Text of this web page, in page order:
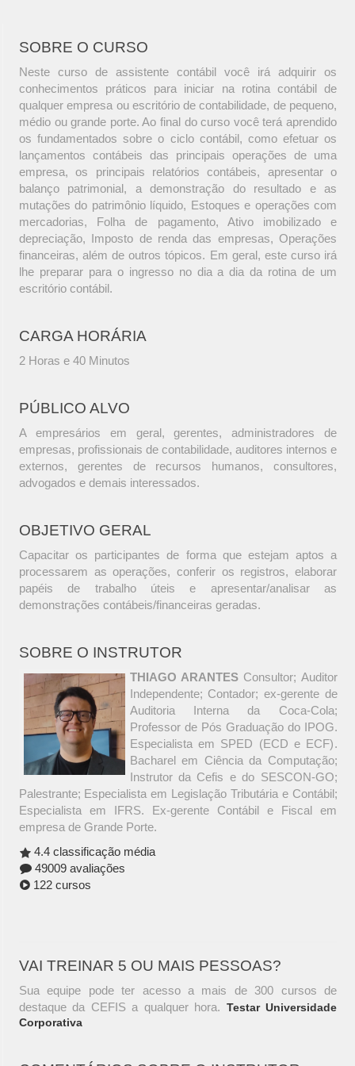
SOBRE O CURSO
Neste curso de assistente contábil você irá adquirir os
conhecimentos práticos para iniciar na rotina contábil de
qualquer empresa ou escritório de contabilidade, de pequeno,
médio ou grande porte. Ao final do curso você terá aprendido
os fundamentados sobre o ciclo contábil, como efetuar os
lançamentos contábeis das principais operações de uma
empresa, os principais relatórios contábeis, apresentar o
balanço patrimonial, a demonstração do resultado e as
mutações do patrimônio líquido, Estoques e operações com
mercadorias, Folha de pagamento, Ativo imobilizado e
depreciação, Imposto de renda das empresas, Operações
financeiras, além de outros tópicos. Em geral, este curso irá
lhe preparar para o ingresso no dia a dia da rotina de um
escritório contábil.
CARGA HORÁRIA
2 Horas e 40 Minutos
PÚBLICO ALVO
A empresários em geral, gerentes, administradores de
empresas, profissionais de contabilidade, auditores internos e
externos, gerentes de recursos humanos, consultores,
advogados e demais interessados.
OBJETIVO GERAL
Capacitar os participantes de forma que estejam aptos a
processarem as operações, conferir os registros, elaborar
papéis de trabalho úteis e apresentar/analisar as
demonstrações contábeis/financeiras geradas.
SOBRE O INSTRUTOR
THIAGO ARANTESConsultor; Auditor
Independente; Contador; ex-gerente de
Auditoria Interna da Coca-Cola;
Professor de Pós Graduação do IPOG.
Especialista em SPED (ECD e ECF).
Bacharel em Ciência da Computação;
Instrutor da Cefis e do SESCON-GO;
Palestrante; Especialista em Legislação Tributária e Contábil;
Especialista em IFRS. Ex-gerente Contábil e Fiscal em
empresa de Grande Porte.
4.4 classificação média
49009 avaliações
122 cursos
VAI TREINAR 5 OU MAIS PESSOAS?
Sua equipe pode ter acesso a mais de 300 cursos de
destaque da CEFIS a qualquer hora. Testar Universidade
Corporativa